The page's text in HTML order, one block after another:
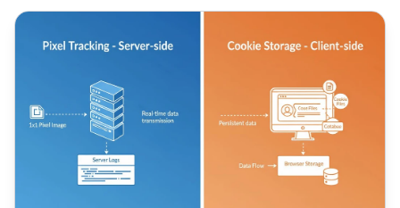
Pixeltracking versus Cookies: Belangrijkste Verschillen &